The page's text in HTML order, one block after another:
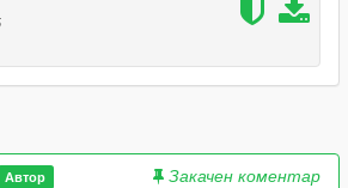
Автор
Закачен коментар